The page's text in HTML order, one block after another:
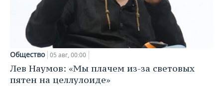
Общество 05 авг, 00:00
Лев Наумов: «Мы плачем из-за световых
пятен на целлулоиде»